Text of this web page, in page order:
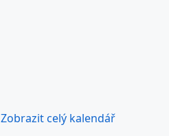
Zobrazit celý kalendář